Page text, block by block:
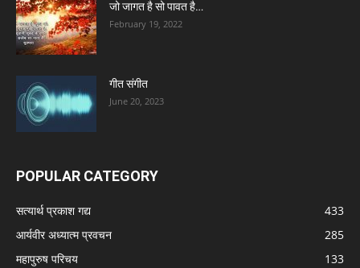
जो जागत है सो पावत है…
February 19, 2022
गीत संगीत
June 20, 2023
POPULAR CATEGORY
सत्यार्थ प्रकाश गद्य
433
आर्यवीर अध्यात्म प्रवचन
285
महापुरुष परिचय
133